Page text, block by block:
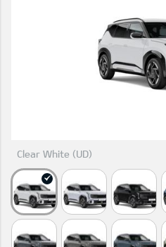
Clear White (UD)